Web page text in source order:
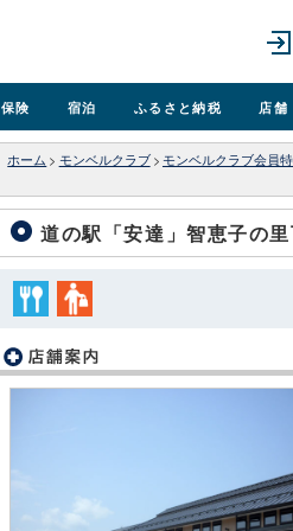
保険 宿泊 ふるさと納税 店舗
ホーム > モンベルクラブ > モンベルクラブ会員
道の駅「安達」智恵子の